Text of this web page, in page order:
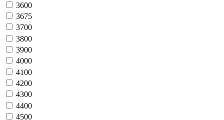
3600
3675
3700
3800
3900
4000
4100
4200
4300
4400
4500